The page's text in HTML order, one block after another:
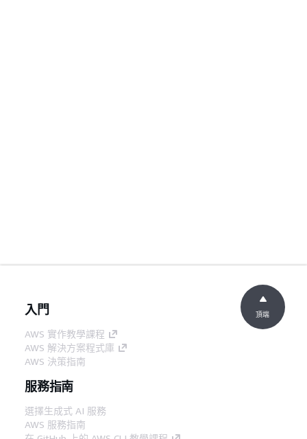
入門
AWS 實作教學課程
AWS 解決方案程式庫
AWS 決策指南
服務指南
選擇生成式 AI 服務
AWS 服務指南
頂端